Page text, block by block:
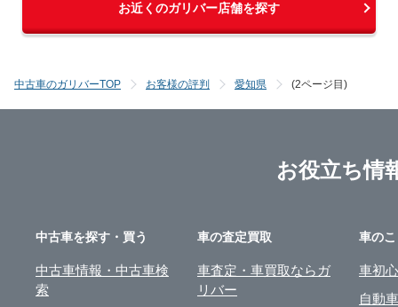
お近くのガリバー店舗を探す
中古車のガリバーTOP お客様の評判 愛知県 (2ページ目)
お役立ち情
中古車を探す・買う
中古車情報・中古車検
索
車の査定買取
車査定・車買取ならガ
リバー
車の
車初
自動